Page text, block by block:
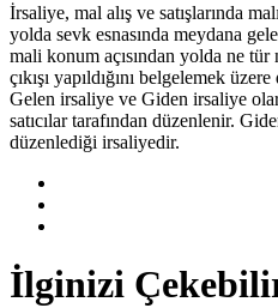
​İrsaliye, mal alış ve satışlarında
yolda sevk esnasında meydana
mali konum açısından yolda ne tür
çıkışı yapıldığını belgelemek
Gelen irsaliye ve Giden irsaliye
satıcılar tarafından düzenlenir.
düzenlediği irsaliyedir.
İlginizi